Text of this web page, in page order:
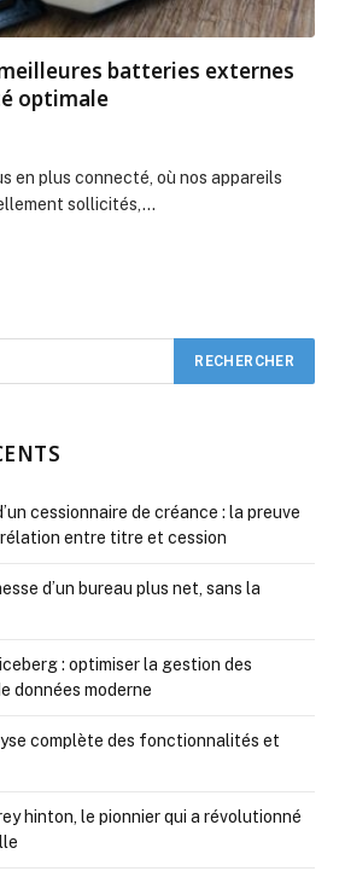
batteries externes
optimale
en plus connecté, où nos appareils
sollicités,…
cessionnaire de créance : la preuve
entre titre et cession
d’un bureau plus net, sans la
: optimiser la gestion des
données moderne
complète des fonctionnalités et
hinton, le pionnier qui a révolutionné